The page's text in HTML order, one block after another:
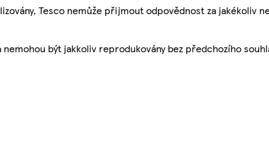
Tesco nemůže přijmout odpovědnost za jakékoliv
být jakkoliv reprodukovány bez předchozího